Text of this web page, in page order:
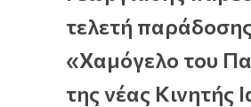
τελετή
«Χαμόγελο του
της νέας Κινητής